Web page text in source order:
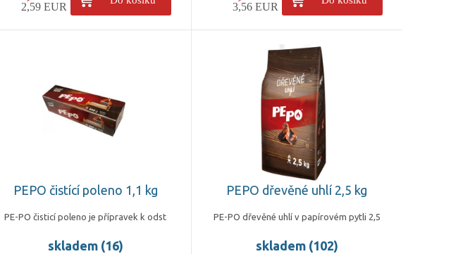
2,59 EUR 3,56 EUR
PEPO čistící poleno 1,1 kg
PE-PO čisticí poleno je přípravek k odst
skladem (16)
PEPO dřevěné uhlí 2,5 kg
PE-PO dřevěné uhlí v papírovém pytli 2,5
skladem (102)